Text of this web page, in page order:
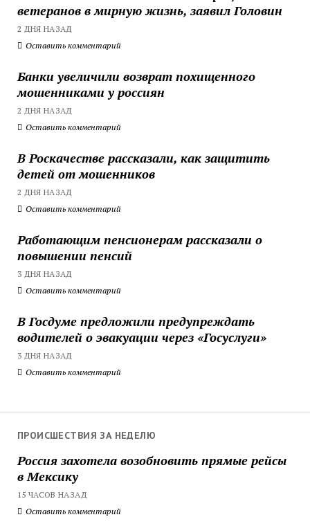
ветеранов в мирную жизнь, заявил Головин
2 ДНЯ НАЗАД
Оставить комментарий
Банки увеличили возврат похищенного
мошенниками у россиян
2 ДНЯ НАЗАД
Оставить комментарий
В Роскачестве рассказали, как защитить
детей от мошенников
2 ДНЯ НАЗАД
Оставить комментарий
Работающим пенсионерам рассказали о
повышении пенсий
3 ДНЯ НАЗАД
Оставить комментарий
В Госдуме предложили предупреждать
водителей о эвакуации через «Госуслуги»
3 ДНЯ НАЗАД
Оставить комментарий
ПРОИСШЕСТВИЯ ЗА НЕДЕЛЮ
Россия захотела возобновить прямые рейсы
в Мексику
15 ЧАСОВ НАЗАД
Оставить комментарий